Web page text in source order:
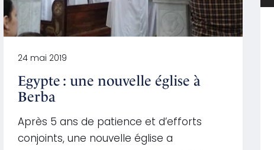
24 mai 2019
Egypte : une nouvelle église à
Berba
Après 5 ans de patience et d’efforts
conjoints, une nouvelle église a